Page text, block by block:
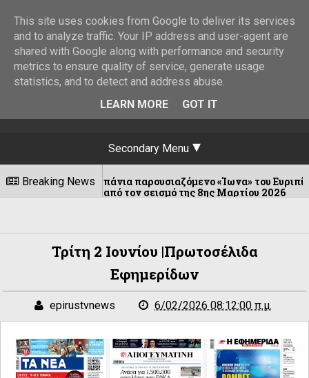
Secondary Menu
Breaking News
τον σπάνια παρουσιαζόμενο «Ίωνα» του Ευριπίδη
από τον σεισμό της 8ης Μαρτίου 2026
Τρίτη 2 Ιουνίου |Πρωτοσέλιδα
Εφημερίδων
epirustvnews 6/02/2026 08:12:00 π.μ.
This site uses cookies from Google to deliver its services
and to analyze traffic. Your IP address and user-agent are
shared with Google along with performance and security
metrics to ensure quality of service, generate usage
statistics, and to detect and address abuse.
LEARN MORE
GOT IT